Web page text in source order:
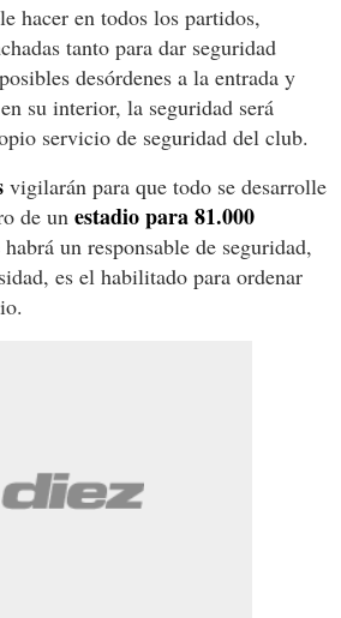
hacer en todos los partidos,
tanto para dar seguridad
desórdenes a la entrada y
su interior, la seguridad será
servicio de seguridad del club.
vigilarán para que todo se desarrolle
de un estadio para 81.000
un responsable de seguridad,
es el habilitado para ordenar